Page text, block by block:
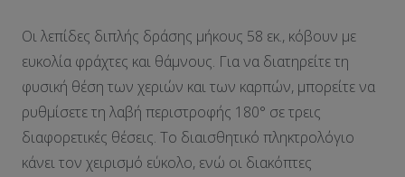
Οι λεπίδες διπλής δράσης μήκους 58 εκ., κόβουν με
ευκολία φράχτες και θάμνους. Για να διατηρείτε τη
φυσική θέση των χεριών και των καρπών, μπορείτε να
ρυθμίσετε τη λαβή περιστροφής 180° σε τρεις
διαφορετικές θέσεις. Το διαισθητικό πληκτρολόγιο
κάνει τον χειρισμό εύκολο, ενώ οι διακόπτες